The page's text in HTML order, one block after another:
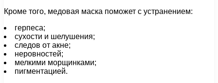
Кроме того, медовая маска поможет с устранением:
герпеса;
сухости и шелушения;
следов от акне;
неровностей;
мелкими морщинками;
пигментацией.